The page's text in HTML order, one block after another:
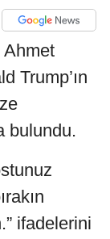
Ahmet
Trump’ın
bulundu.
ifadelerini